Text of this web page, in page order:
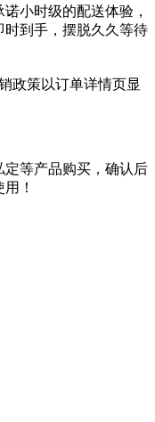
小时级的配送体验，
到手，摆脱久久等待
政策以订单详情页显
等产品购买，确认后
！